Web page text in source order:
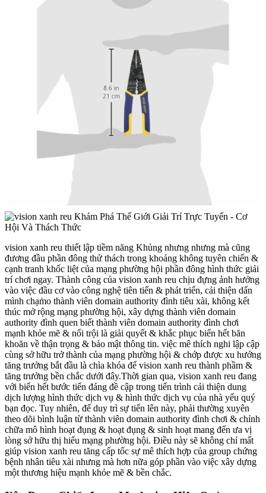
vision xanh reu thiết lập tiềm năng Khủng nhưng nhưng mà cũng
đương đầu phần đông thử thách trong khoảng không tuyên chiến &
cạnh tranh khốc liệt của mạng phường hội phần đông hình thức giải
trí chơi ngay. Thành công của vision xanh reu chịu đựng ảnh hưởng
vào việc đầu cơ vào công nghệ tiên tiến & phát triển, cải thiện dấn
mình chạm̀o thành viên domain authority đình tiêu xài, không kết
thúc mở rộng mạng phường hội, xây dựng thành viên domain
authority đình quen biết thành viên domain authority đình chơi
mạnh khỏe mẽ & nổi trội là giải quyết & khắc phục biển hết băn
khoăn về thận trọng & bảo mật thông tin. việc mê thích nghi lập cập
cùng sở hữu trở thành của mạng phường hội & chớp được xu hướng
tăng trưởng bắt đầu là chìa khóa để vision xanh reu thành phầm &
tăng trưởng bền chắc dưới đây.Thời gian qua, vision xanh reu đang
với biển hết bước tiến đáng đề cập trong tiến trình cải thiện dung
dịch lượng hình thức dịch vụ & hình thức dịch vụ của nhà yếu quý
bạn đọc. Tuy nhiên, để duy trì sự tiến lên này, phải thường xuyên
theo dõi bình luận từ thành viên domain authority đình chơi & chỉnh
chữa mô hình hoạt đụng & hoạt đụng & sinh hoạt mang đến ưa vị
lòng sở hữu thị hiếu mạng phường hội. Điều này sẽ không chỉ mất
giúp vision xanh reu tăng cấp tốc sự mê thích hợp của group chứng
bệnh nhân tiêu xài nhưng mà hơn nữa góp phần vào việc xây dựng
một thương hiệu mạnh khỏe mẽ & bền chắc.